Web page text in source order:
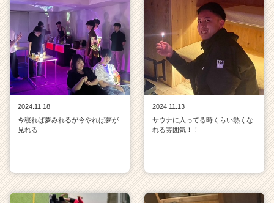
2024.11.18
今寝れば夢みれるが今やれば夢が
見れる
2024.11.13
サウナに入ってる時くらい熱くな
れる雰囲気！！